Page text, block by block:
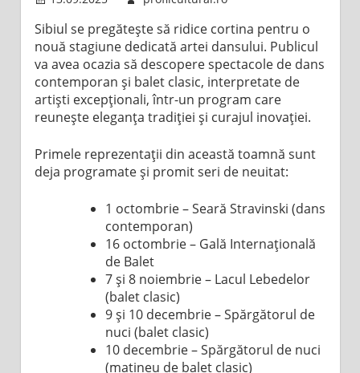
Sibiul se pregătește să ridice cortina pentru o
nouă stagiune dedicată artei dansului. Publicul
va avea ocazia să descopere spectacole de dans
contemporan și balet clasic, interpretate de
artiști excepționali, într-un program care
reunește eleganța tradiției și curajul inovației.
Primele reprezentații din această toamnă sunt
deja programate și promit seri de neuitat:
1 octombrie – Seară Stravinski (dans
contemporan)
16 octombrie – Gală Internațională
de Balet
7 și 8 noiembrie – Lacul Lebedelor
(balet clasic)
9 și 10 decembrie – Spărgătorul de
nuci (balet clasic)
10 decembrie – Spărgătorul de nuci
(matineu de balet clasic)